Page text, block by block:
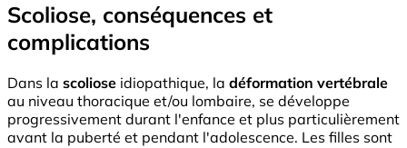
Scoliose, conséquences et
complications
Dans la scoliose idiopathique, la déformation vertébrale
au niveau thoracique et/ou lombaire, se développe
progressivement durant l'enfance et plus particulièrement
avant la puberté et pendant l'adolescence. Les filles sont